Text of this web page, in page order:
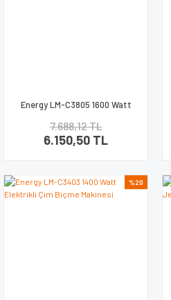
Energy LM-C3805 1600 Watt
7.688,12 TL
6.150,50 TL
%20